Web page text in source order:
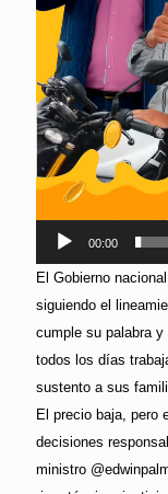
00:00
El Gobierno
siguiendo el
cumple su palabra y
todos los días
sustento a sus
El precio baja, pero
decisiones
ministro